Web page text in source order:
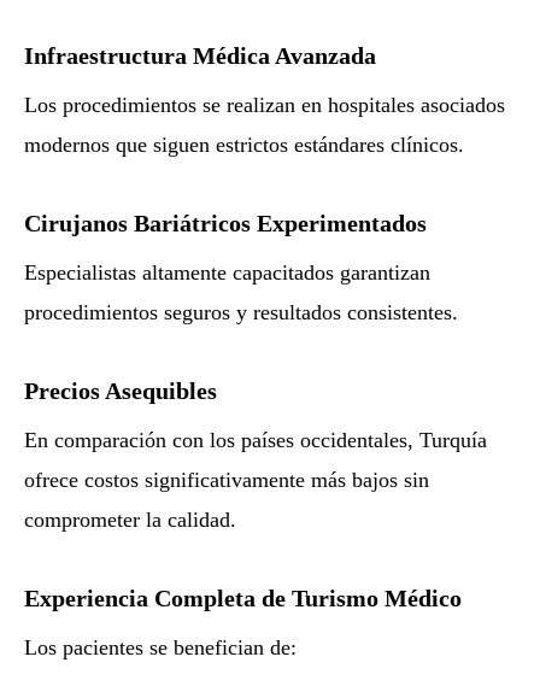
Infraestructura Médica Avanzada
Los procedimientos se realizan en hospitales asociados
modernos que siguen estrictos estándares clínicos.
Cirujanos Bariátricos Experimentados
Especialistas altamente capacitados garantizan
procedimientos seguros y resultados consistentes.
Precios Asequibles
En comparación con los países occidentales, Turquía
ofrece costos significativamente más bajos sin
comprometer la calidad.
Experiencia Completa de Turismo Médico
Los pacientes se benefician de: